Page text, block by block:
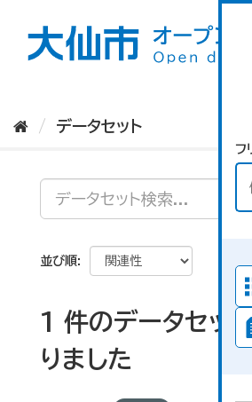
フ
データセット
並び順
1 件のデータセッ
りました